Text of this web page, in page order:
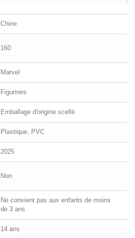
Chine
160
Marvel
Figurines
Emballage d'origine scellé
Plastique, PVC
2025
Non
Ne convient pas aux enfants de moins
de 3 ans
14 ans